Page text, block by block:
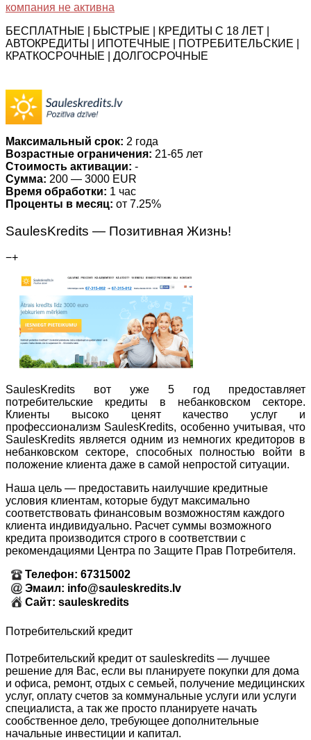
компания не активна
БЕСПЛАТНЫЕ | БЫСТРЫЕ | КРЕДИТЫ С 18 ЛЕТ |
АВТОКРЕДИТЫ | ИПОТЕЧНЫЕ | ПОТРЕБИТЕЛЬСКИЕ |
КРАТКОСРОЧНЫЕ | ДОЛГОСРОЧНЫЕ
Максимальный срок: 2 года
Возрастные ограничения: 21-65 лет
Стоимость активации: -
Сумма: 200 — 3000 EUR
Время обработки: 1 час
Проценты в месяц: от 7.25%
SaulesKredits — Позитивная Жизнь!
−+
SaulesKredits вот уже 5 год предоставляет
потребительские кредиты в небанковском секторе.
Клиенты высоко ценят качество услуг и
профессионализм SaulesKredits, особенно учитывая, что
SaulesKredits является одним из немногих кредиторов в
небанковском секторе, способных полностью войти в
положение клиента даже в самой непростой ситуации.
Наша цель — предоставить наилучшие кредитные
условия клиентам, которые будут максимально
соответствовать финансовым возможностям каждого
клиента индивидуально. Расчет суммы возможного
кредита производится строго в соответствии с
рекомендациями Центра по Защите Прав Потребителя.
Телефон: 67315002
Эмаил: info@sauleskredits.lv
Сайт: sauleskredits
Потребительский кредит
Потребительский кредит от sauleskredits — лучшее
решение для Вас, если вы планируете покупки для дома
и офиса, ремонт, отдых с семьей, получение медицинских
услуг, оплату счетов за коммунальные услуги или услуги
специалиста, а так же просто планируете начать
сообственное дело, требующее дополнительные
начальные инвестиции и капитал.